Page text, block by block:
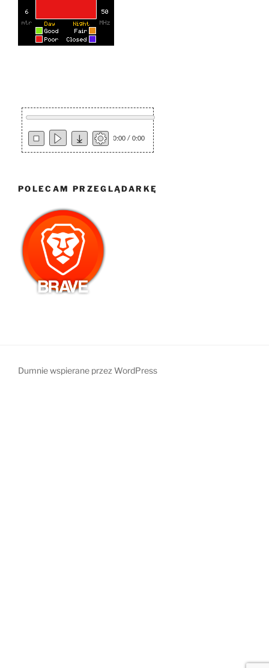
0:00 / 0:00
POLECAM PRZEGLĄDARKĘ
Dumnie wspierane przez WordPress